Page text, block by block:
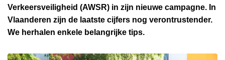
Verkeersveiligheid (AWSR) in zijn nieuwe campagne. In
Vlaanderen zijn de laatste cijfers nog verontrustender.
We herhalen enkele belangrijke tips.